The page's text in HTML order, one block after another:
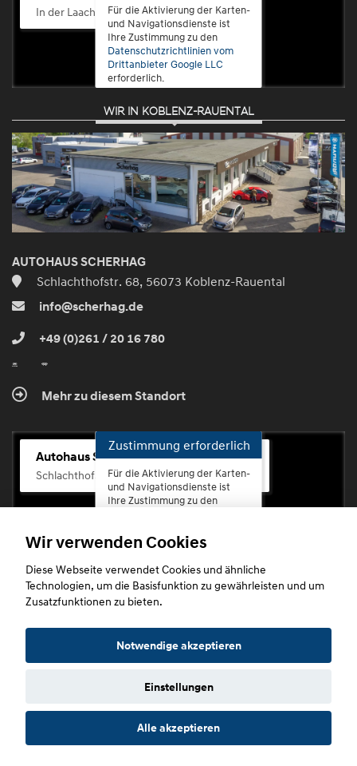
In der Laach 76, 56072 Koblenz-Güls
Für die Aktivierung der Karten-
und Navigationsdienste ist
Ihre Zustimmung zu den
Datenschutzrichtlinien vom
Drittanbieter Google LLC
erforderlich.
Zustimmen
und
aktivieren
WIR IN KOBLENZ-RAUENTAL
AUTOHAUS SCHERHAG
Schlachthofstr. 68, 56073 Koblenz-Rauental
info@scherhag.de
+49 (0)261 / 20 16 780
Mehr zu diesem Standort
Autohaus Scherhag
Schlachthofstr. 68, 56073 Koblenz-Rauental
Zustimmung erforderlich
Für die Aktivierung der Karten-
und Navigationsdienste ist
Ihre Zustimmung zu den
erforderlich.
Zustimmen
Copyright © 2026. Autohaus Scherhag
Datenschutz Impressum
Wir verwenden Cookies
Diese Webseite verwendet Cookies und ähnliche
Technologien, um die Basisfunktion zu gewährleisten und um
Zusatzfunktionen zu bieten.
Notwendige akzeptieren
Einstellungen
Alle akzeptieren